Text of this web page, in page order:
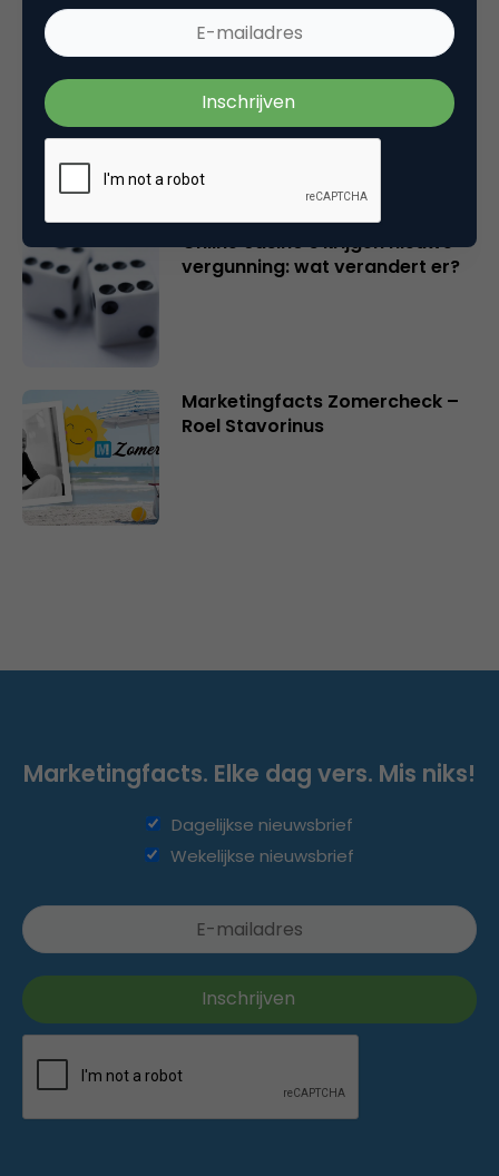
Marketingfacts Zomercheck –
Durk Bosma
Online casino’s krijgen nieuwe
vergunning: wat verandert er?
Marketingfacts Zomercheck –
Roel Stavorinus
Marketingfacts. Elke dag vers. Mis niks!
Dagelijkse nieuwsbrief
Wekelijkse nieuwsbrief